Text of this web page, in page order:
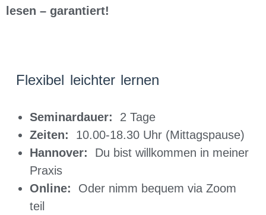
lesen – garantiert!
Flexibel leichter lernen
Seminardauer: 2 Tage
Zeiten: 10.00-18.30 Uhr (Mittagspause)
Hannover: Du bist willkommen in meiner
Praxis
Online: Oder nimm bequem via Zoom
teil